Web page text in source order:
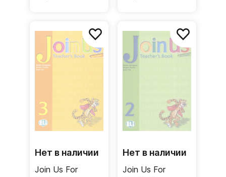
учителя
учителя
Нет в наличии
Join Us For
Нет в наличии
Join Us For